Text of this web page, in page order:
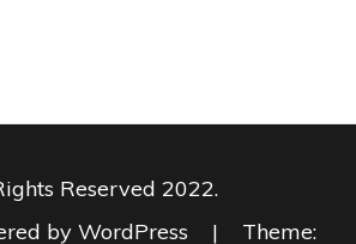
Reserved 2022.
by WordPress
|
Theme: